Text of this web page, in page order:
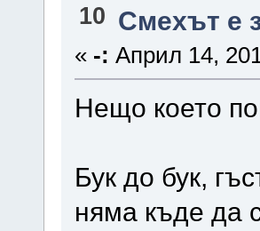
10 Смехът е
« -: Април 14,
Нещо което
Бук до бук,
няма къде да